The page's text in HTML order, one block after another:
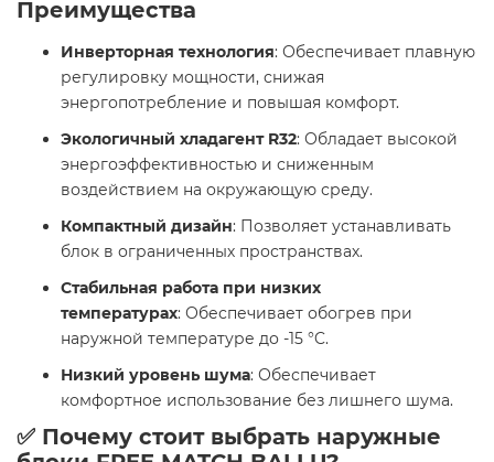
Преимущества
Инверторная технология: Обеспечивает плавную
регулировку мощности, снижая
энергопотребление и повышая комфорт.
Экологичный хладагент R32: Обладает высокой
энергоэффективностью и сниженным
воздействием на окружающую среду.
Компактный дизайн: Позволяет устанавливать
блок в ограниченных пространствах.
Стабильная работа при низких
температурах: Обеспечивает обогрев при
наружной температуре до -15 °C.
Низкий уровень шума: Обеспечивает
комфортное использование без лишнего шума.​
✅ Почему стоит выбрать наружные